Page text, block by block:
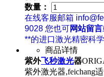
数量：
在线客服邮箱
9028 您也可网站留言
**的进口激光精密科
商品详情
紫外飞秒激光器
紫外激光器,feichang